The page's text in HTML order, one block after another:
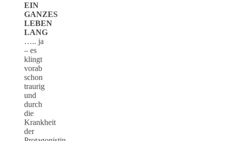
EIN
GANZES
LEBEN
LANG
….. ja
– es
klingt
vorab
schon
traurig
und
durch
die
Krankheit
der